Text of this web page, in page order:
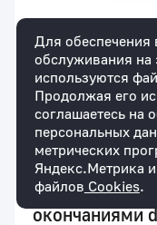
В наличии
Шаровой кран
применения
окончаниями
Для обеспечения
обслуживания на
используются
Продолжая его
соглашаетесь на
персональных
метрических
Яндекс.Метрика
файлов Cookies.